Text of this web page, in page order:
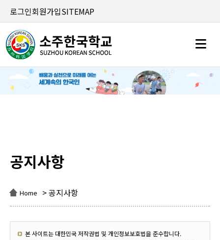
로그인회원가입SITEMAP
공지사항
Home > 공지사항
본 사이트는 대한민국 저작권법 및 개인정보보호법을 준수합니다.